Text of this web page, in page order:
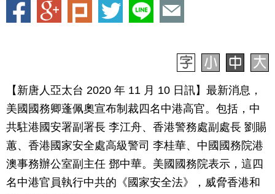
【新唐人亞太台 2020 年 11 月 10 日訊】最新消息，
美國國務卿蓬佩奧宣布制裁四名中港高官。包括，中
共駐港國安署副署長 李江舟、香港警務處副處長 劉賜
蕙、香港國家安全處高級警司 李桂華、中國國務院港
澳事務辦公室副主任 鄧中華。美國國務院表示，這四
名中港官員執行中共的《國家安全法》，威脅香港和